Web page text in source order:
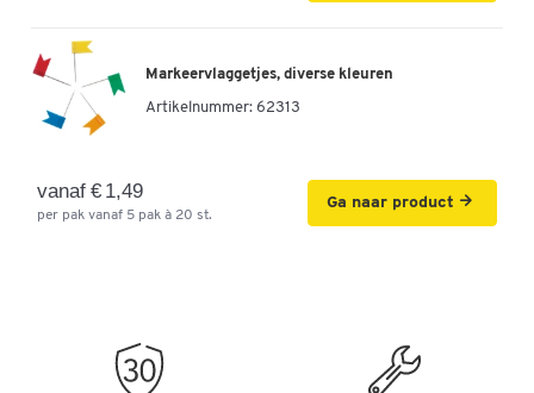
Markeervlaggetjes, diverse kleuren
Artikelnummer: 62313
vanaf € 1,49
per pak vanaf 5 pak à 20 st.
Ga naar product